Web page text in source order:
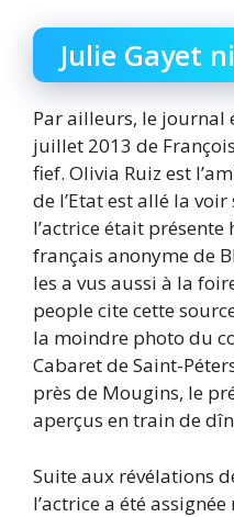
Julie Gayet
Par ailleurs, le journal
juillet 2013 de
fief. Olivia Ruiz est
de l’Etat est allé la
l’actrice était
français anonyme de
les a vus aussi à la
people cite cette
la moindre photo du
Cabaret de Saint-
près de Mougins, le
aperçus en train de
Suite aux révélations
l’actrice a été